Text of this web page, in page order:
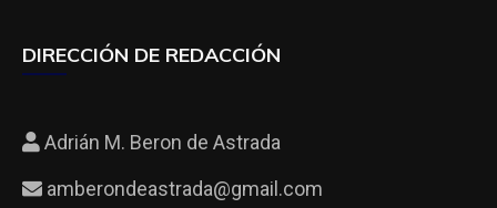
DIRECCIÓN DE REDACCIÓN
Adrián M. Beron de Astrada
amberondeastrada@gmail.com